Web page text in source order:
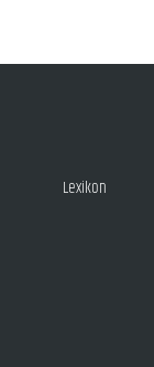
Lexikon